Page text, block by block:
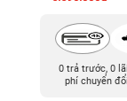
0 trả trước, 0
phí chuyển